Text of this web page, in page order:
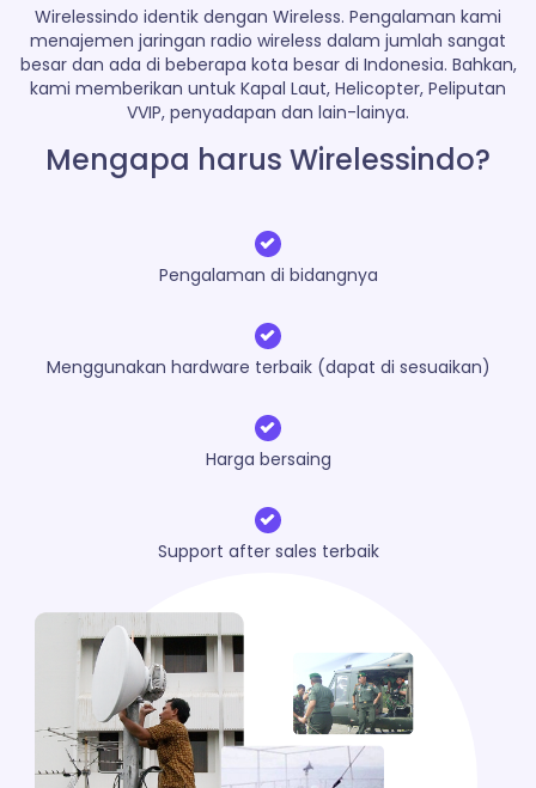
Wirelessindo identik dengan Wireless. Pengalaman kami
menajemen jaringan radio wireless dalam jumlah sangat
besar dan ada di beberapa kota besar di Indonesia. Bahkan,
kami memberikan untuk Kapal Laut, Helicopter, Peliputan
VVIP, penyadapan dan lain-lainya.
Mengapa harus Wirelessindo?
Pengalaman di bidangnya
Menggunakan hardware terbaik (dapat di sesuaikan)
Harga bersaing
Support after sales terbaik